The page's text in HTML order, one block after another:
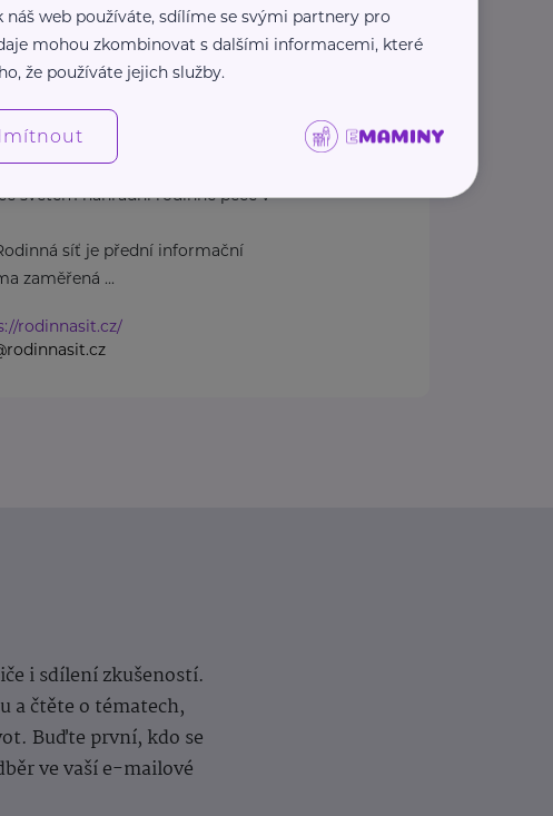
1246/1
světem náhradní rodinné péče v
síť je přední informační
zaměřená ...
rodinnasit.cz/
i sdílení zkušeností.
a čtěte o tématech,
Buďte první, kdo se
ve vaší e-mailové
web používáte, sdílíme se svými partnery pro
mohou zkombinovat s dalšími informacemi, které
že používáte jejich služby.